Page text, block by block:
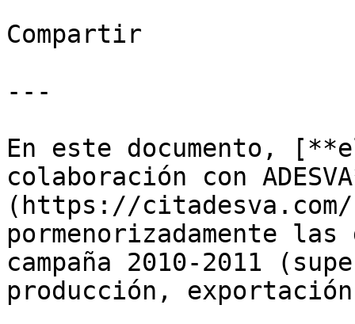
Compartir
---
En este documento,
colaboración con
(https://
pormenorizadamente
campaña 2010-2011
producción,